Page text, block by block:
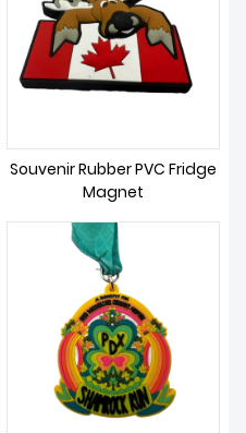
Souvenir Rubber PVC Fridge
Magnet